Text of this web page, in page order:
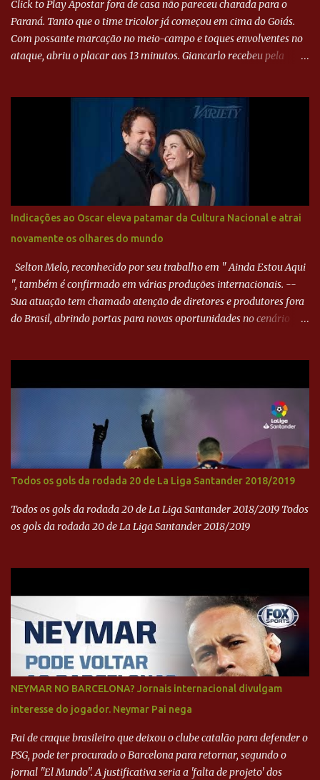
Click to Play Apostar fora de casa não pareceu charada para o
Paraná. Tanto que o time tricolor já começou em cima do Goiás.
Com possante marcação no meio-campo e toques envolventes no
ataque, abriu o placar aos 13 minutos. Giancarlo recebeu pela
Paraná ampliou a vantagem aos 21 minutos. Éverton Garroni
desviou cruzamento de cabeça e, mesmo de costas, incidiu o canto
direito de Harlei. O goleiro esmeraldino se esticou e até tocou na
bola, mas não o suficiente para desviar sua trajetória. O ataque do
Goiás era nulo, tanto que o Paraná seguiu em cima. Aos 32
minutos, Jefferson cabeceou e Harlei fez grande defesa. Seis
minutos depois, Wellington encheu o pé e quase surpreendeu o
goleiro rival, que novamente defendeu. No fim, Jefferson teve
outra boa chance, mas parou no goleiro. Gol para matar espera...
Indicações ao Oscar eleva patamar da Cultura Nacional e atrai
novamente os olhares do mundo
Selton Melo, reconhecido por seu trabalho em " Ainda Estou Aqui
", também é confirmado em várias produções internacionais. --
Sua atuação tem chamado atenção de diretores e produtores fora
do Brasil, abrindo portas para novas oportunidades no cenário
Todos os gols da rodada 20 de La Liga Santander 2018/2019
Todos os gols da rodada 20 de La Liga Santander 2018/2019 Todos
os gols da rodada 20 de La Liga Santander 2018/2019
NEYMAR NO BARCELONA? Jornais internacional divulgam
interesse do jogador. Neymar Pai nega
Pai de craque brasileiro que deixou o clube catalão para defender o
PSG, pode ter procurado o Barcelona para retornar, segundo o
jornal "El Mundo". A justificativa seria a 'falta de projeto' dos